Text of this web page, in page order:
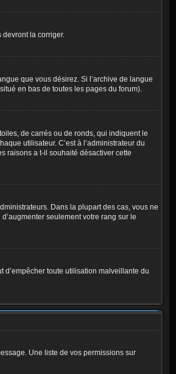
devront la corriger.
que vous désirez. Si l’archive de langue
en bas de toutes les pages du forum).
de carrés ou de ronds, qui indiquent le
utilisateur. C’est à l’administrateur du
raisons a t-il souhaité désactiver cette
Dans la plupart des cas, vous ne
seulement votre rang sur le
d’empêcher toute utilisation malveillante du
Une liste de vos permissions sur